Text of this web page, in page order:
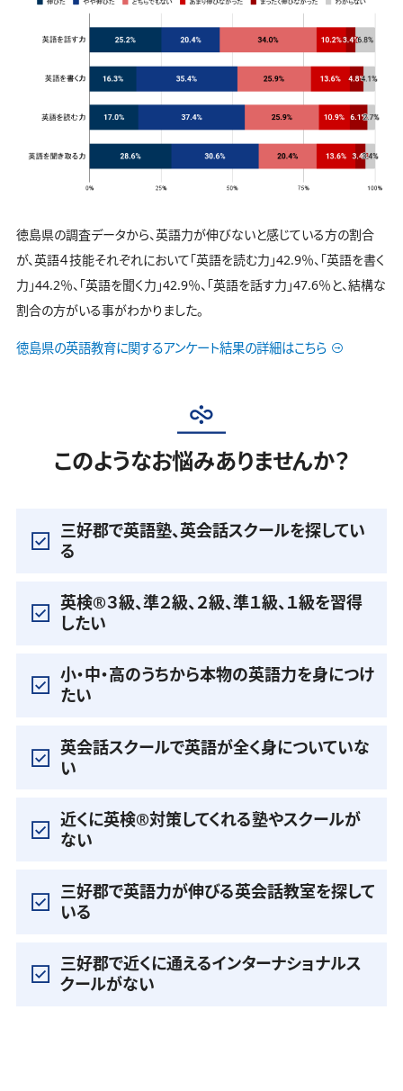
徳島県の調査データから、英語力が伸びないと感じている方の割合
が、英語４技能それぞれにおいて「英語を読む力」42.9％、「英語を書く
力」44.2％、「英語を聞く力」42.9％、「英語を話す力」47.6％と、結構な
割合の方がいる事がわかりました。
徳島県の英語教育に関するアンケート結果の詳細はこちら
このようなお悩みありませんか？
三好郡で英語塾、英会話スクールを探してい
る
英検®️３級、準２級、２級、準１級、１級を習得
したい
小・中・高のうちから本物の英語力を身につけ
たい
英会話スクールで英語が全く身についていな
い
近くに英検®️対策してくれる塾やスクールが
ない
三好郡で英語力が伸びる英会話教室を探して
いる
三好郡で近くに通えるインターナショナルス
クールがない